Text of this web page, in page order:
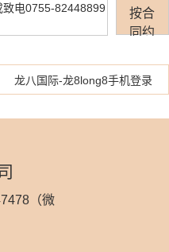
电0755-82448899
按合
同约
货
龙八国际-龙8long8手机登录
（微